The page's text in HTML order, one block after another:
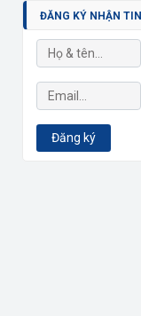
ĐĂNG KÝ NHẬN TIN
Đăng ký